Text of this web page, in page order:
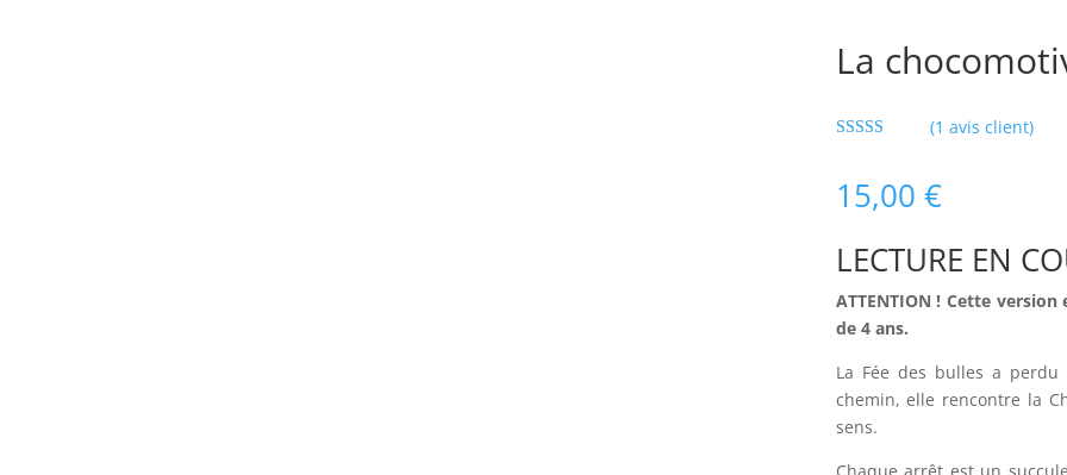
La
surnotation
client
(1 avis client)
15,00 €
LECTURE EN
ATTENTION ! Cette
de 4 ans.
La Fée des bulles a
chemin, elle rencontre la
sens.